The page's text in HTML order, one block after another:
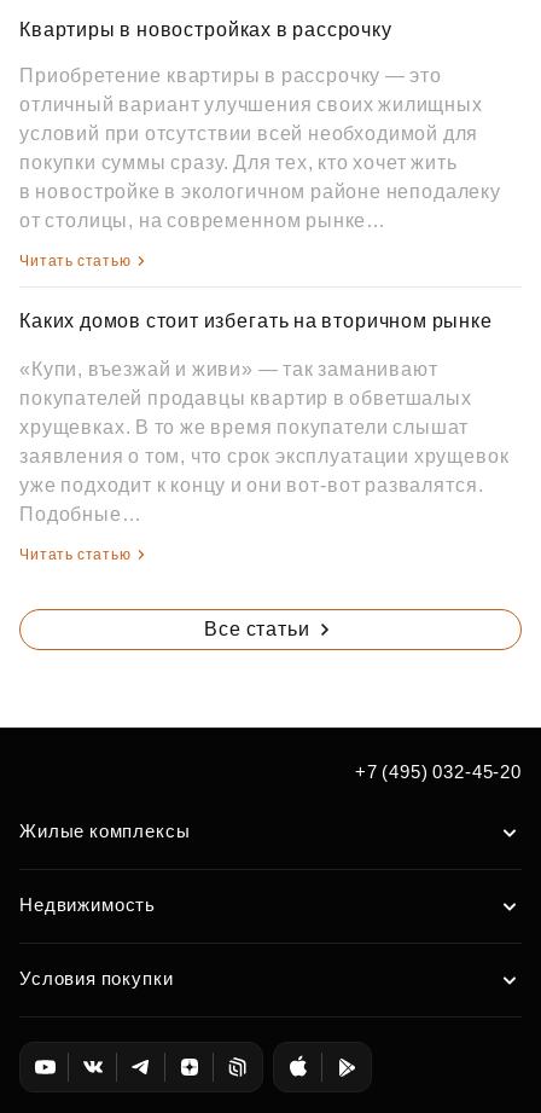
Все статьи
Квартиры в новостройках в рассрочку
Приобретение квартиры в рассрочку — это
отличный вариант улучшения своих жилищных
условий при отсутствии всей необходимой для
покупки суммы сразу. Для тех, кто хочет жить
в новостройке в экологичном районе неподалеку
от столицы, на современном рынке…
Читать статью
Каких домов стоит избегать на вторичном рынке
«Купи, въезжай и живи» — так заманивают
покупателей продавцы квартир в обветшалых
хрущевках. В то же время покупатели слышат
заявления о том, что срок эксплуатации хрущевок
уже подходит к концу и они вот‑вот развалятся.
Подобные…
Читать статью
+7 (495) 032-45-20
Жилые комплексы
Недвижимость
Условия покупки